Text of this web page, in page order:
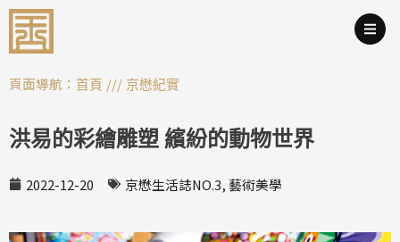
跳
主
要
容
頁面導航： 首頁 /// 京懋紀實
洪易的彩繪雕塑 繽紛的動物世界
2022-12-20 京懋生活誌NO.3,藝術美學